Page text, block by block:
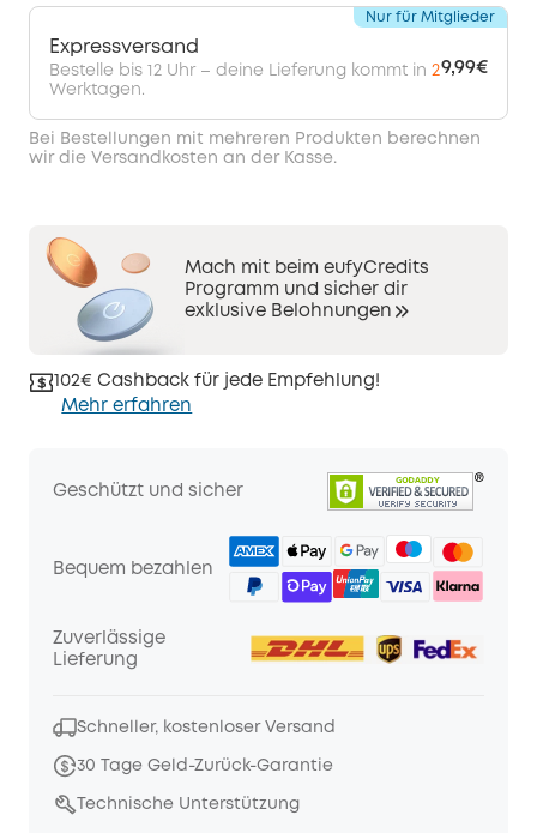
Expressversand
Bestelle bis 12 Uhr – deine Lieferung kommt in 2
Werktagen.
9,99€
Nur für Mitglieder
Bei Bestellungen mit mehreren Produkten berechnen
wir die Versandkosten an der Kasse.
Mach mit beim eufyCredits
Programm und sicher dir
exklusive Belohnungen
102€ Cashback für jede Empfehlung!
Mehr erfahren
Geschützt und sicher
Bequem bezahlen
Zuverlässige
Lieferung
Schneller, kostenloser Versand
30 Tage Geld-Zurück-Garantie
Technische Unterstützung